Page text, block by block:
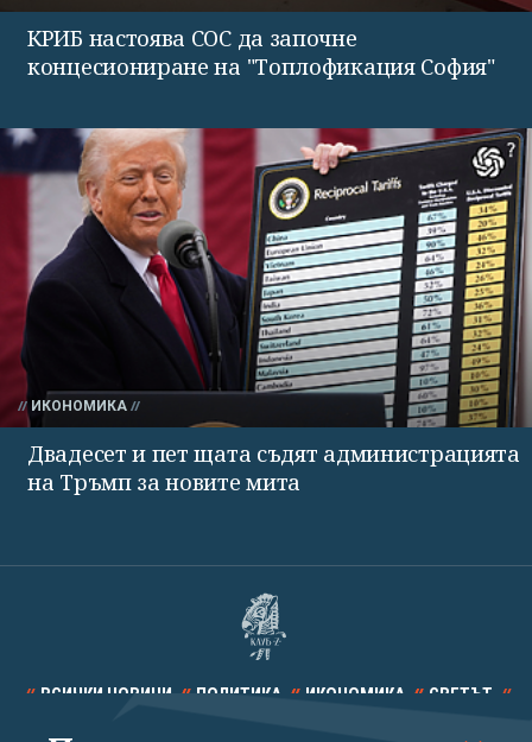
КРИБ настоява СОС да започне
концесиониране на "Топлофикация София"
ИКОНОМИКА
Двадесет и пет щата съдят администрацията
на Тръмп за новите мита
ВСИЧКИ НОВИНИ ПОЛИТИКА ИКОНОМИКА СВЕТЪТ